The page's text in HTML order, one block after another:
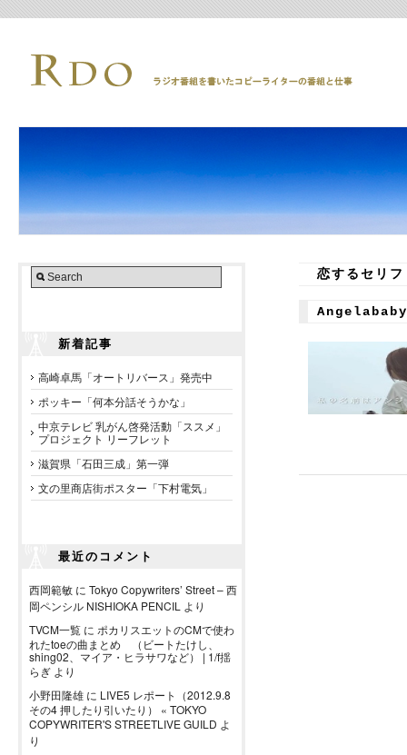
新着記事
高崎卓馬「オートリバース」発売中
ポッキー「何本分話そうかな」
中京テレビ 乳がん啓発活動「ススメ」
プロジェクト リーフレット
滋賀県「石田三成」第一弾
文の里商店街ポスター「下村電気」
最近のコメント
西岡範敏 に Tokyo Copywriters’ Street – 西
岡ペンシル NISHIOKA PENCIL より
TVCM一覧 に ポカリスエットのCMで使わ
れたtoeの曲まとめ （ビートたけし、
shing02、マイア・ヒラサワなど） | 1/f揺
らぎ より
小野田隆雄 に LIVE5 レポート（2012.9.8
その4 押したり引いたり） « TOKYO
COPYWRITER'S STREETLIVE GUILD よ
り
恋するセリフ
Angelababy